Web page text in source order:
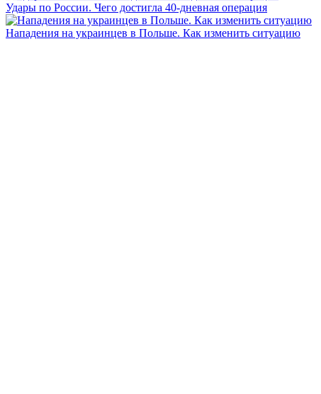
Удары по России. Чего достигла 40-дневная операция
Нападения на украинцев в Польше. Как изменить ситуацию